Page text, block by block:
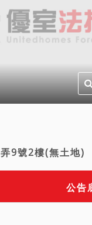
9號2樓(無土地)
公告